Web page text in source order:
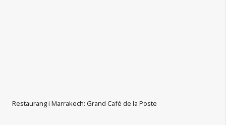
Restaurang i Marrakech: Grand Café de la Poste